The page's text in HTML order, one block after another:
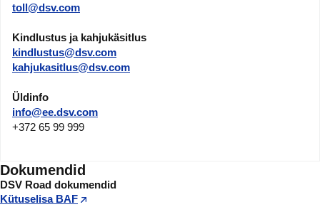
toll@dsv.com
Kindlustus ja kahjukäsitlus
kindlustus@dsv.com
kahjukasitlus@dsv.com
Üldinfo
info@ee.dsv.com
+372 65 99 999
Dokumendid
DSV Road dokumendid
Kütuselisa BAF